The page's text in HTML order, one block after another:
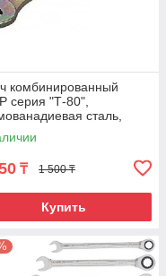
комбинированный
серия "Т-80",
сталь,
цинк, 27мм
₸ 1 500 ₸
Купить